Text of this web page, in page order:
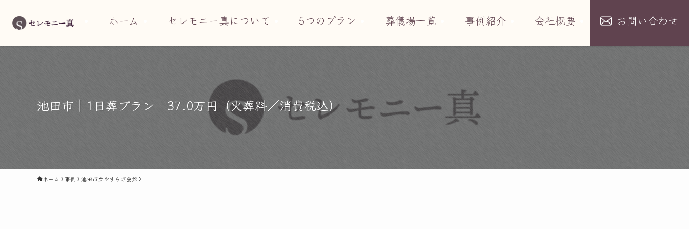
ホーム セレモニー真について 5つのプラン 葬儀場一覧 事例紹介 会社概要 お問い合わせ
池田市｜1日葬プラン 37.0万円（火葬料／消費税込）
ホーム 事例 池田市立やすらぎ会館